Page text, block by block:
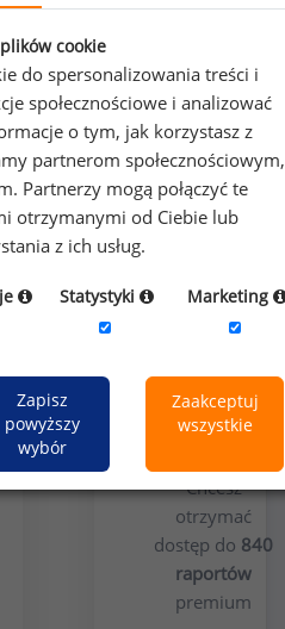
do raportu?
użytkowników
premium
Chcesz
otrzymać
dostęp do 840
raportów
premium
cookie
do spersonalizowania treści i
społecznościowe i analizować
o tym, jak korzystasz z
partnerom społecznościowym,
Partnerzy mogą połączyć te
otrzymanymi od Ciebie lub
z ich usług.
Statystyki Marketing
Zapisz
powyższy
wybór
Zaakceptuj
wszystkie